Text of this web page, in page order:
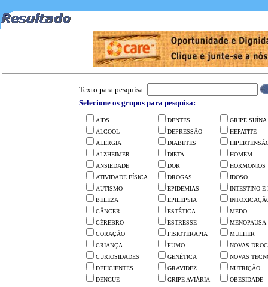
Texto para pesquisa:
Selecione os grupos para pesquisa:
AIDS
ÁLCOOL
ALERGIA
ALZHEIMER
ANSIEDADE
ATIVIDADE FÍSICA
AUTISMO
BELEZA
CÂNCER
CÉREBRO
CORAÇÃO
CRIANÇA
CURIOSIDADES
DEFICIENTES
DENGUE
DENTES
DEPRESSÃO
DIABETES
DIETA
DOR
DROGAS
EPIDEMIAS
EPILEPSIA
ESTÉTICA
ESTRESSE
FISIOTERAPIA
FUMO
GENÉTICA
GRAVIDEZ
GRIPE AVIÁRIA
GRIPE SUÍNA
HEPATITE
HOMEM
HORMONIOS
IDOSO
INTESTINO E
MEDO
MENOPAUSA
MULHER
NOVAS
NOVAS
NUTRIÇÃO
OBESIDADE